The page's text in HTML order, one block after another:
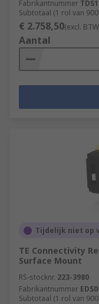
Fabrikantnummer
Subtotaal (1 rol van
€ 2.758,50(excl.
Aantal
Tijdelijk niet op
TE Connectivity
Surface Mount
RS-stocknr. 223-3980
Fabrikantnummer
Subtotaal (1 rol van